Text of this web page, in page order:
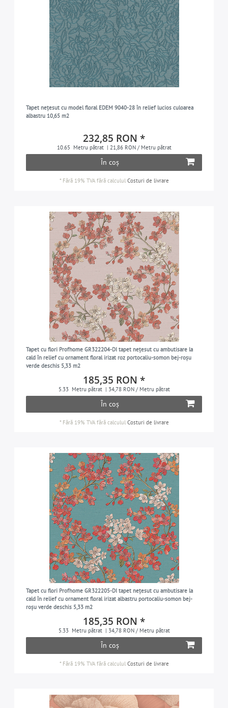
Tapet nețesut cu model floral EDEM 9040-28 în relief lucios culoarea
albastru 10,65 m2
232,85 RON *
10.65 Metru pătrat | 21,86 RON / Metru pătrat
În coș
* Fără 19% TVAfără calculul Costuri de livrare
Tapet cu flori Profhome GR322204-DI tapet nețesut cu ambutisare la
cald în relief cu ornament floral irizat roz portocaliu-somon bej-roșu
verde deschis 5,33 m2
185,35 RON *
5.33 Metru pătrat | 34,78 RON / Metru pătrat
În coș
* Fără 19% TVAfără calculul Costuri de livrare
Tapet cu flori Profhome GR322205-DI tapet nețesut cu ambutisare la
cald în relief cu ornament floral irizat albastru portocaliu-somon bej-
roșu verde deschis 5,33 m2
185,35 RON *
5.33 Metru pătrat | 34,78 RON / Metru pătrat
În coș
* Fără 19% TVAfără calculul Costuri de livrare